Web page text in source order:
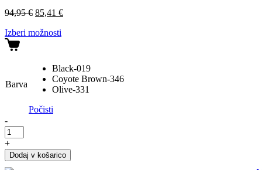
94,95€ Izvirna
je
85,41 €Trenutna
Izberi možnosti
Barva
Black-019
Coyote Brown-346
Olive-331
Počisti
-
Condor
Colossus
Duffle
torba,
+
Dodaj v košarico